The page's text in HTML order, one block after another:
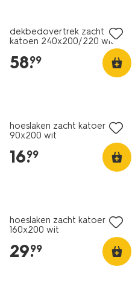
stuks-
5180036.html
dekbedovertrek zacht
katoen 240x200/220 wit
58.
99
hoeslaken zacht katoen
90x200 wit
16.
99
hoeslaken zacht katoen
160x200 wit
29.
99